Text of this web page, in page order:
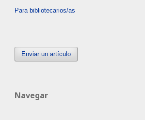
Para bibliotecarios/as
Enviar un artículo
Navegar